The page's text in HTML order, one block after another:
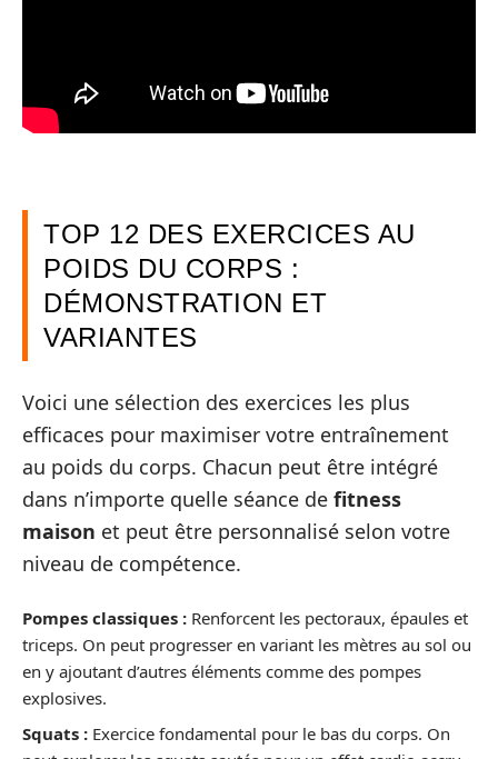
TOP 12 DES EXERCICES AU
POIDS DU CORPS :
DÉMONSTRATION ET
VARIANTES
Voici une sélection des exercices les plus
efficaces pour maximiser votre entraînement
au poids du corps. Chacun peut être intégré
dans n’importe quelle séance de fitness
maison et peut être personnalisé selon votre
niveau de compétence.
Pompes classiques : Renforcent les pectoraux, épaules et
triceps. On peut progresser en variant les mètres au sol ou
en y ajoutant d’autres éléments comme des pompes
explosives.
Squats : Exercice fondamental pour le bas du corps. On